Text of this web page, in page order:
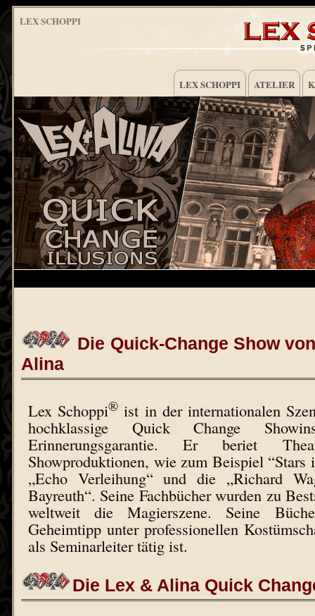
LEX SCHOPPI
LEX SCHOPPI ATELIER
Die Quick-Change Show
Alina
Lex Schoppi® ist in der internationalen
hochklassige Quick Change
Erinnerungsgarantie. Er beriet
Showproduktionen, wie zum Beispiel “Stars
„Echo Verleihung“ und die „Richard
Bayreuth“. Seine Fachbücher wurden zu
weltweit die Magierszene. Seine
Geheimtipp unter professionellen
als Seminarleiter tätig ist.
Die Lex & Alina Quick